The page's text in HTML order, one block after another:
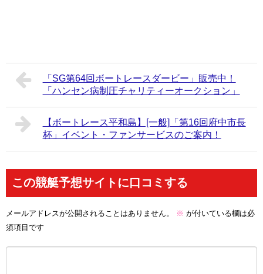
「SG第64回ボートレースダービー」販売中！
「ハンセン病制圧チャリティーオークション」
【ボートレース平和島】[一般]「第16回府中市長
杯」イベント・ファンサービスのご案内！
この競艇予想サイトに口コミする
メールアドレスが公開されることはありません。 ※ が付いている欄は必
須項目です